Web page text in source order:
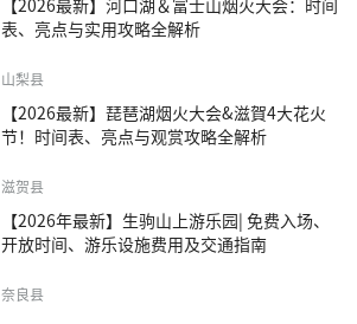
【2026最新】河口湖＆富士山烟火大会：时间
表、亮点与实用攻略全解析
山梨县
【2026最新】琵琶湖烟火大会&滋賀4大花火
节！时间表、亮点与观赏攻略全解析
滋贺县
【2026年最新】生驹山上游乐园| 免费入场、
开放时间、游乐设施费用及交通指南
奈良县